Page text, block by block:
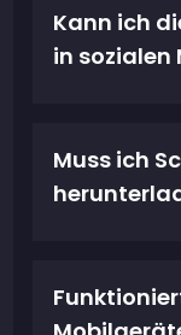
Kann ich
in sozialen
Muss ich